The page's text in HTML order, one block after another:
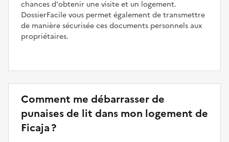
chances d'obtenir une visite et un logement.
DossierFacile vous permet également de transmettre
de manière sécurisée ces documents personnels aux
propriétaires.
Comment me débarrasser de
punaises de lit dans mon logement de
Ficaja ?